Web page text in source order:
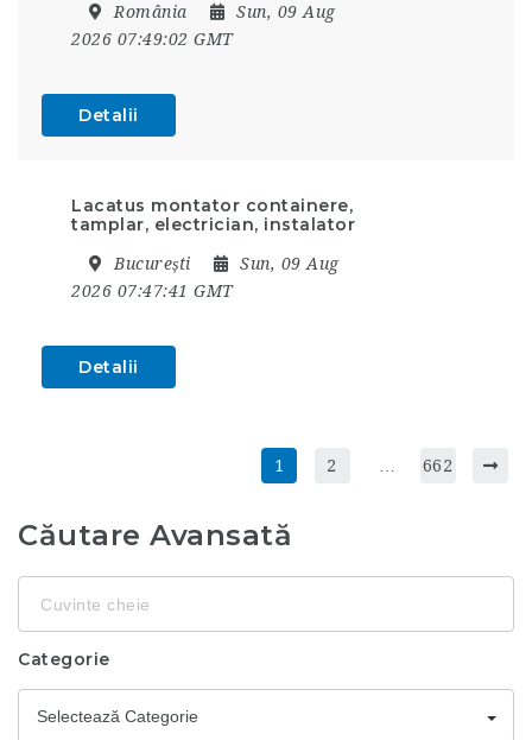
România
Sun, 09 Aug
2026 07:49:02 GMT
Detalii
Lacatus montator containere,
tamplar, electrician, instalator
București
Sun, 09 Aug
2026 07:47:41 GMT
Detalii
1 2 … 662
Căutare Avansată
cheie
Categorie
Selectează Categorie